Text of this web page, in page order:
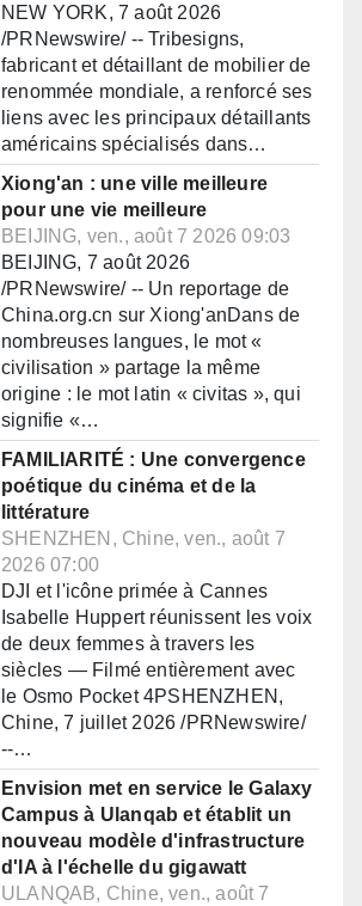
NEW YORK, 7 août 2026
/PRNewswire/ -- Tribesigns,
fabricant et détaillant de mobilier de
renommée mondiale, a renforcé ses
liens avec les principaux détaillants
américains spécialisés dans…
Xiong'an : une ville meilleure
pour une vie meilleure
BEIJING, ven., août 7 2026 09:03
BEIJING, 7 août 2026
/PRNewswire/ -- Un reportage de
China.org.cn sur Xiong'anDans de
nombreuses langues, le mot «
civilisation » partage la même
origine : le mot latin « civitas », qui
signifie «…
FAMILIARITÉ : Une convergence
poétique du cinéma et de la
littérature
SHENZHEN, Chine, ven., août 7
2026 07:00
DJI et l'icône primée à Cannes
Isabelle Huppert réunissent les voix
de deux femmes à travers les
siècles — Filmé entièrement avec
le Osmo Pocket 4PSHENZHEN,
Chine, 7 juillet 2026 /PRNewswire/
--…
Envision met en service le Galaxy
Campus à Ulanqab et établit un
nouveau modèle d'infrastructure
d'IA à l'échelle du gigawatt
ULANQAB, Chine, ven., août 7